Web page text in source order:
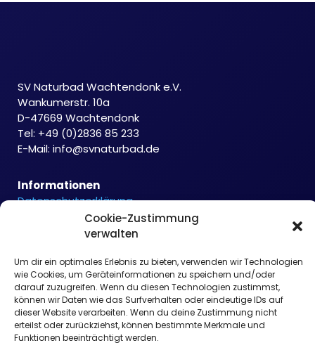
Cookie-Zustimmung
verwalten
Um dir ein optimales Erlebnis zu bieten, verwenden wir Technologien
wie Cookies, um Geräteinformationen zu speichern und/oder
darauf zuzugreifen. Wenn du diesen Technologien zustimmst,
können wir Daten wie das Surfverhalten oder eindeutige IDs auf
dieser Website verarbeiten. Wenn du deine Zustimmung nicht
erteilst oder zurückziehst, können bestimmte Merkmale und
Funktionen beeinträchtigt werden.
SV Naturbad Wachtendonk e.V.
Wankumerstr. 10a
D-47669 Wachtendonk
Tel: +49 (0)2836 85 233
E-Mail: info@svnaturbad.de
Informationen
Datenschutzerklärung
Cookie-Richtlinie
Haftungsausschluss